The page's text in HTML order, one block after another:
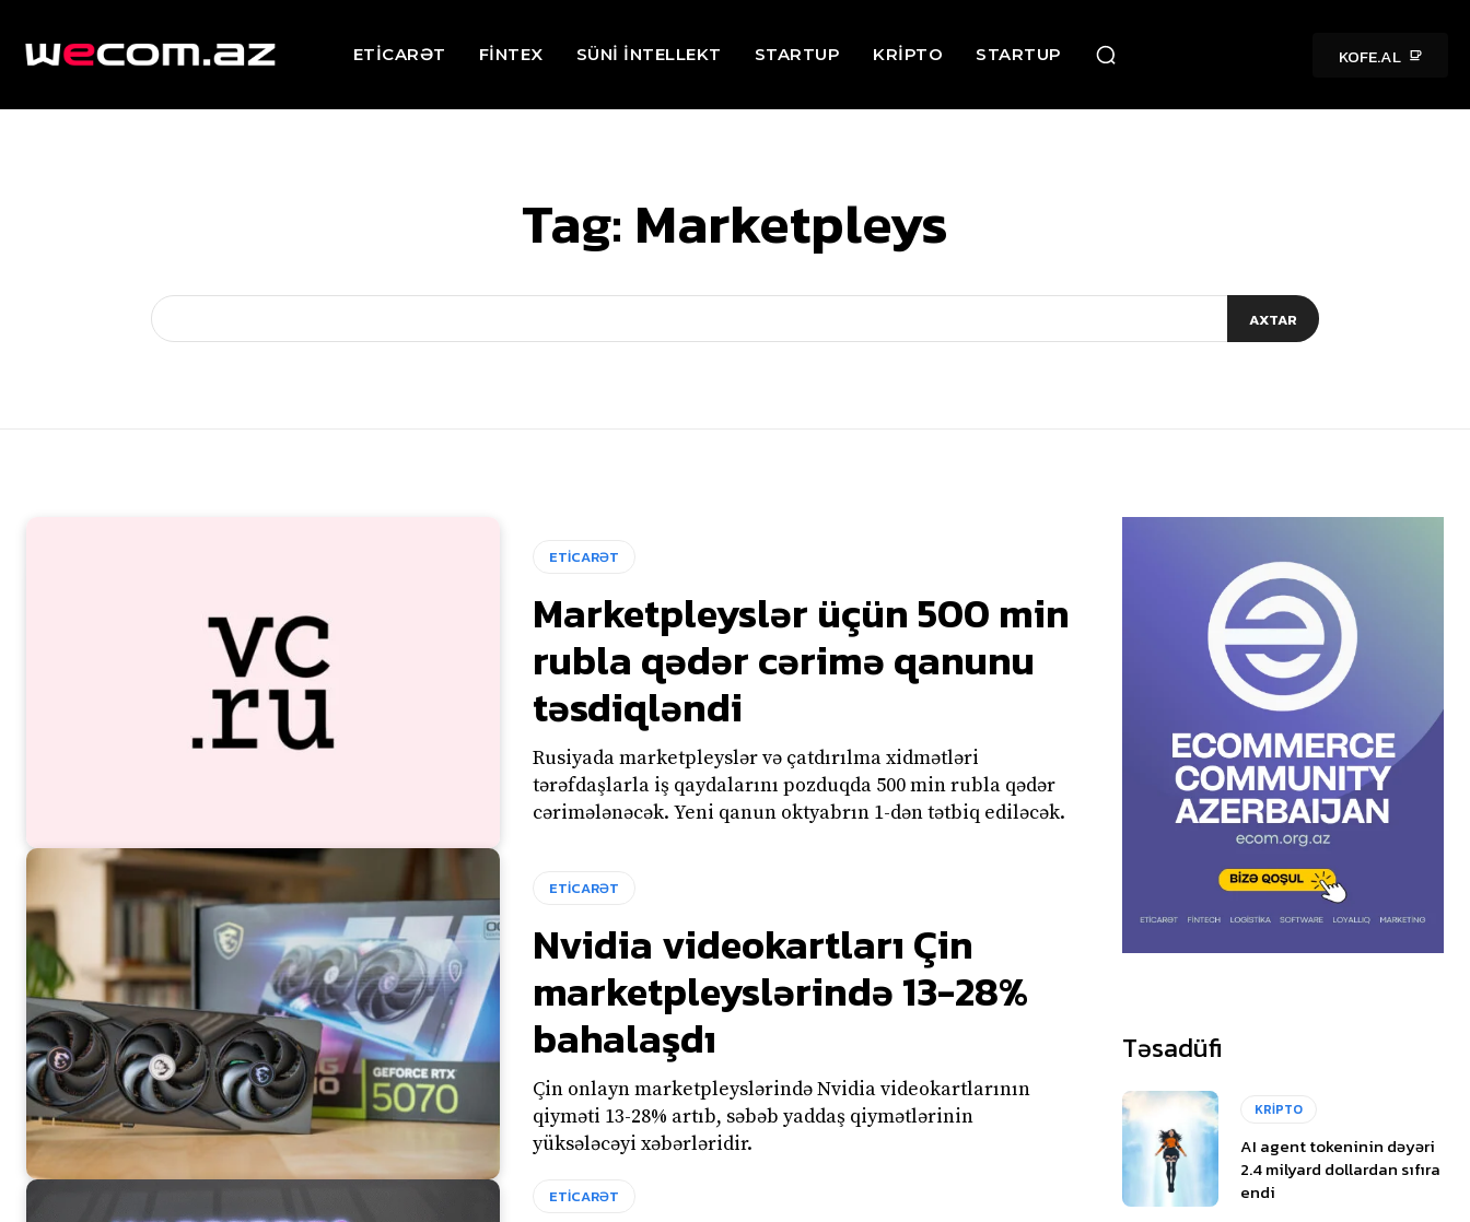
ETİCARƏT FİNTEX SÜNİ İNTELLEKT STARTUP KRİPTO STARTUP KOFE.AL
Tag: Marketpleys
AXTAR
ETİCARƏT
Marketpleyslər üçün 500 min
rubla qədər cərimə qanunu
təsdiqləndi
Rusiyada marketpleyslər və çatdırılma xidmətləri
tərəfdaşlarla iş qaydalarını pozduqda 500 min rubla qədər
cərimələnəcək. Yeni qanun oktyabrın 1-dən tətbiq ediləcək.
ETİCARƏT
Nvidia videokartları Çin
marketpleyslərində 13-28%
bahalaşdı
Çin onlayn marketpleyslərində Nvidia videokartlarının
qiyməti 13-28% artıb, səbəb yaddaş qiymətlərinin
yüksələcəyi xəbərləridir.
ETİCARƏT
Təsadüfi
KRİPTO
AI agent tokeninin dəyəri
2.4 milyard dollardan sıfıra
endi